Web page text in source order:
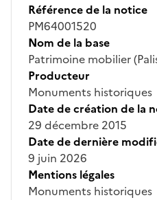
Référence de la notice
PM64001520
Nom de la base
Patrimoine mobilier
Producteur
Monuments historiques
Date de création de la
29 décembre 2015
Date de dernière
9 juin 2026
Mentions légales
Monuments historiques